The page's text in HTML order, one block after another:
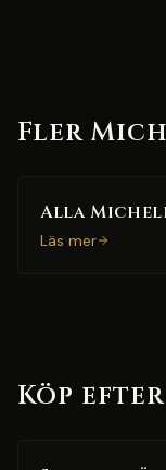
Fler
Alla
Läs mer
Köp